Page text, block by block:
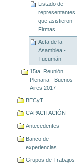
Listado de
representantes
que asistieron -
Firmas
Acta de la
Asamblea -
Tucumán
15ta. Reunión
Plenaria - Buenos
Aires 2017
BECyT
CAPACITACIÓN
Antecedentes
Banco de
experiencias
Grupos de Trabajos